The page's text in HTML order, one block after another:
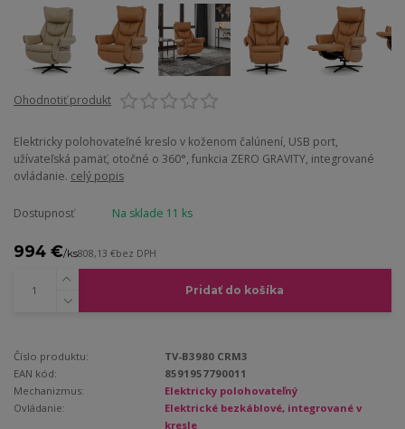
Ohodnotiť produkt
Elektricky polohovateľné kreslo v koženom čalúnení, USB port,
užívateľská pamäť, otočné o 360°, funkcia ZERO GRAVITY, integrované
ovládanie. celý popis
Dostupnosť Na sklade 11 ks
994 €/ks808,13 €bez DPH
Pridať do košíka
Číslo produktu:
TV-B3980 CRM3
EAN kód:
8591957790011
Mechanizmus:
Elektricky polohovateľný
Ovládanie:
Elektrické bezkáblové, integrované v
kresle